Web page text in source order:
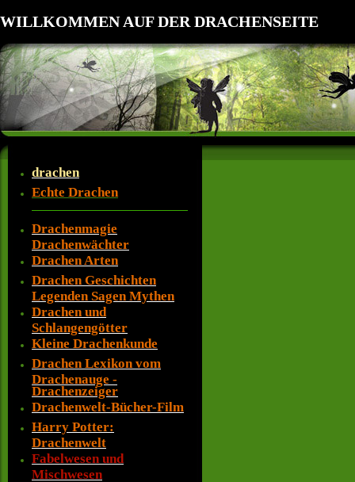
WILLKOMMEN AUF DER DRACHENSEITE
drachen
Echte Drachen
Drachenmagie
Drachenwächter
Drachen Arten
Drachen Geschichten
Legenden Sagen Mythen
Drachen und
Schlangengötter
Kleine Drachenkunde
Drachen Lexikon vom
Drachenauge -
Drachenzeiger
Drachenwelt-Bücher-Film
Harry Potter:
Drachenwelt
Fabelwesen und
Mischwesen